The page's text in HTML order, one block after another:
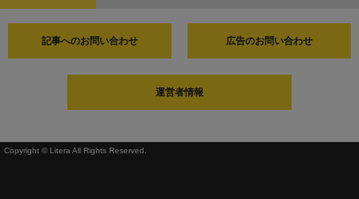
記事へのお問い合わせ 広告のお問い合わせ
運営者情報
Copyright © Litera All Rights Reserved.